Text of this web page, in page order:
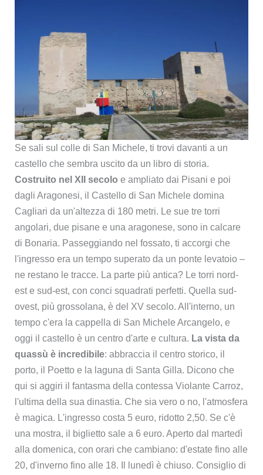
Se sali sul colle di San Michele, ti trovi davanti a un
castello che sembra uscito da un libro di storia.
Costruito nel XII secolo e ampliato dai Pisani e poi
dagli Aragonesi, il Castello di San Michele domina
Cagliari da un'altezza di 180 metri. Le sue tre torri
angolari, due pisane e una aragonese, sono in calcare
di Bonaria. Passeggiando nel fossato, ti accorgi che
l'ingresso era un tempo superato da un ponte levatoio –
ne restano le tracce. La parte più antica? Le torri nord-
est e sud-est, con conci squadrati perfetti. Quella sud-
ovest, più grossolana, è del XV secolo. All'interno, un
tempo c'era la cappella di San Michele Arcangelo, e
oggi il castello è un centro d'arte e cultura. La vista da
quassù è incredibile: abbraccia il centro storico, il
porto, il Poetto e la laguna di Santa Gilla. Dicono che
qui si aggiri il fantasma della contessa Violante Carroz,
l'ultima della sua dinastia. Che sia vero o no, l'atmosfera
è magica. L'ingresso costa 5 euro, ridotto 2,50. Se c'è
una mostra, il biglietto sale a 6 euro. Aperto dal martedì
alla domenica, con orari che cambiano: d'estate fino alle
20, d'inverno fino alle 18. Il lunedì è chiuso. Consiglio di